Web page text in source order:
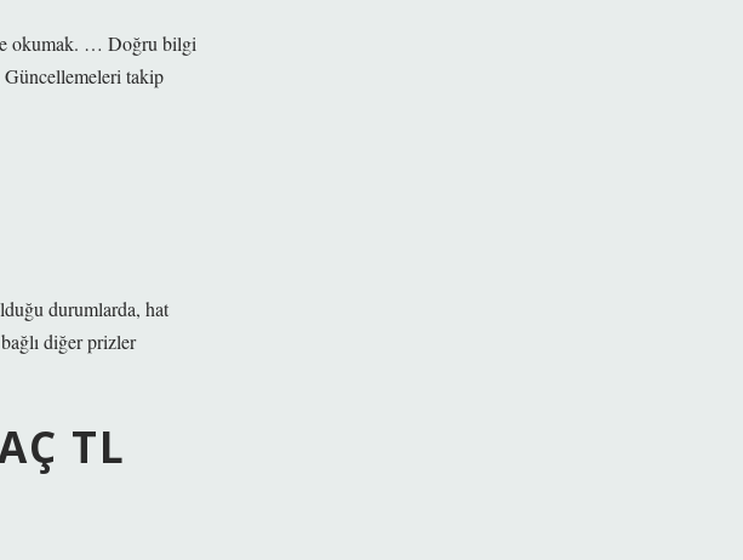
okumak. … Doğru bilgi
takip
durumlarda, hat
diğer prizler
TL